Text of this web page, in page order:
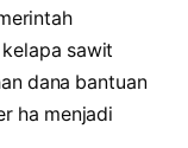
sawit
dana bantuan
ha menjadi